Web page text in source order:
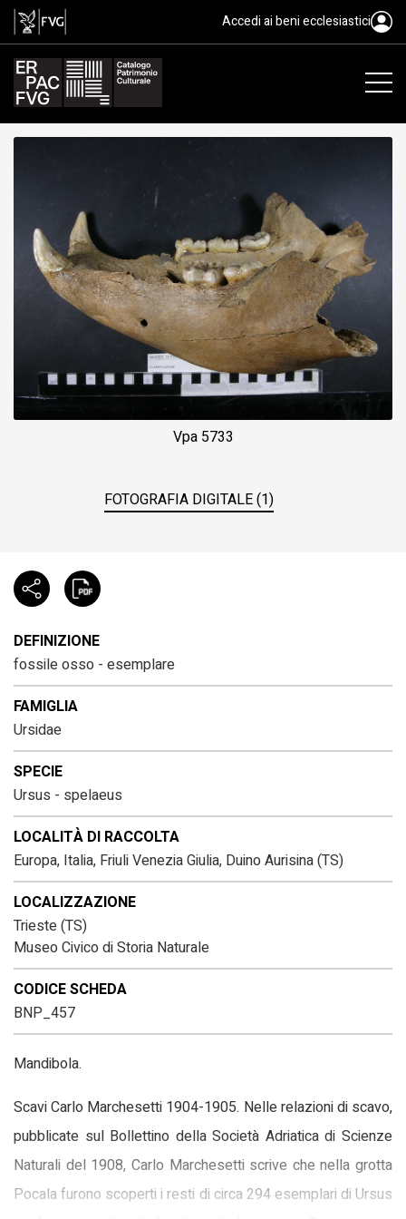
fossile, Animalia, Mammalia
Accedi ai beni ecclesiastici
Vpa 5733
FOTOGRAFIA DIGITALE (1)
DEFINIZIONE
fossile osso - esemplare
FAMIGLIA
Ursidae
SPECIE
Ursus - spelaeus
LOCALITÀ DI RACCOLTA
Europa, Italia, Friuli Venezia Giulia, Duino Aurisina (TS)
LOCALIZZAZIONE
Trieste (TS)
Museo Civico di Storia Naturale
CODICE SCHEDA
BNP_457
Mandibola.
Scavi Carlo Marchesetti 1904-1905. Nelle relazioni di scavo,
pubblicate sul Bollettino della Società Adriatica di Scienze
Naturali del 1908, Carlo Marchesetti scrive che nella grotta
Pocala furono scoperti i resti di circa 294 esemplari di Ursus